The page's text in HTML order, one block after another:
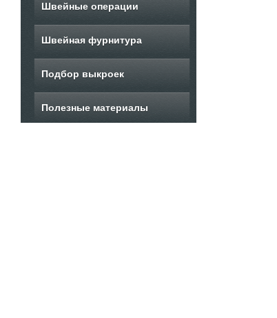
Швейные операции
Швейная фурнитура
Подбор выкроек
Полезные материалы